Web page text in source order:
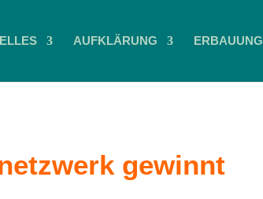
AUFKLÄRUNG ERBAUUNG
gewinnt